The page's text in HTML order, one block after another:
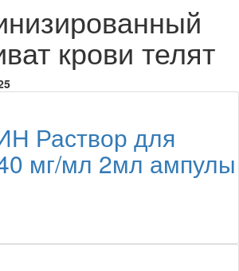
крови телят
Раствор для
мг/мл 2мл ампулы